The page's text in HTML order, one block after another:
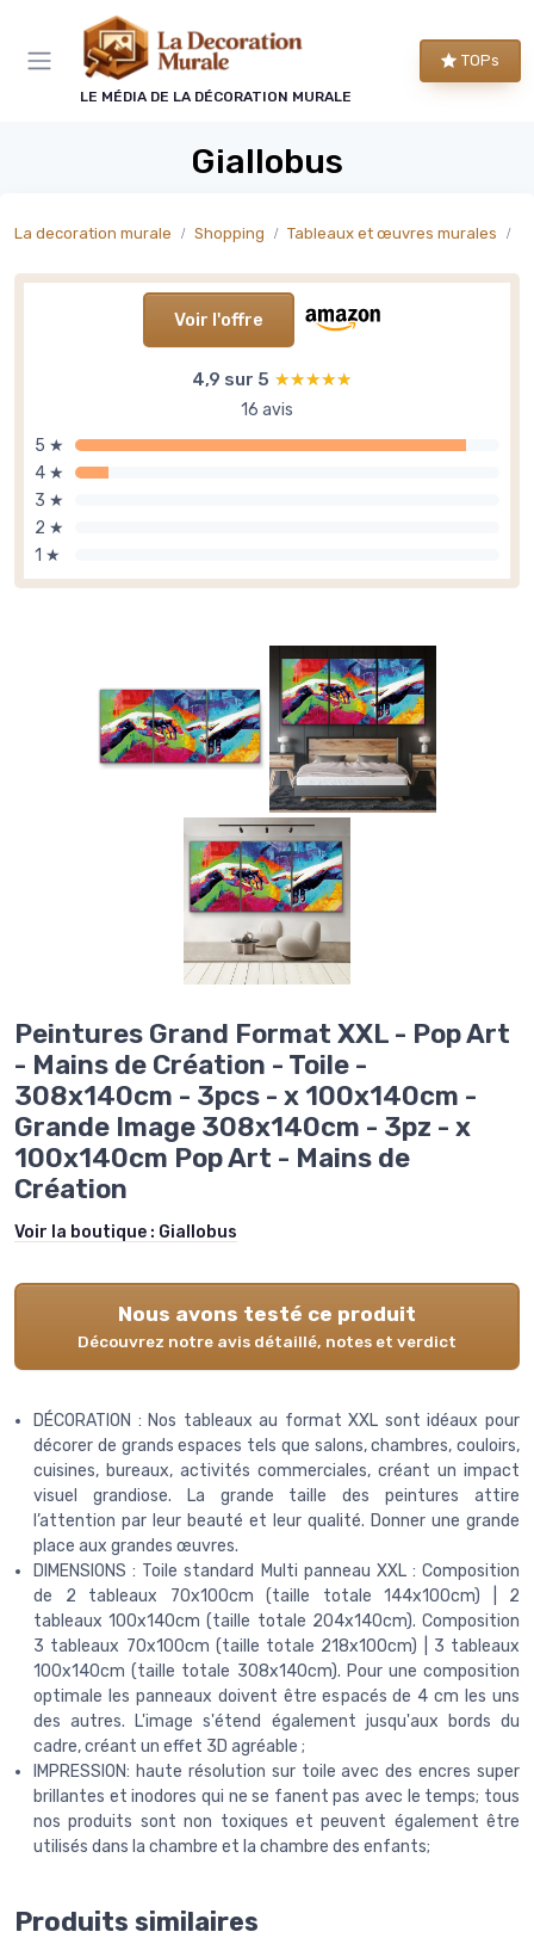
LE MÉDIA DE LA DÉCORATION MURALE
TOPs
Giallobus
La decoration murale Shopping Tableaux et œuvres murales
Voir l'offre
4,9 sur 5 ★★★★★
★★★★★
16 avis
5 ★
4 ★
3 ★
2 ★
1 ★
Peintures Grand Format XXL - Pop Art
- Mains de Création - Toile -
308x140cm - 3pcs - x 100x140cm -
Grande Image 308x140cm - 3pz - x
100x140cm Pop Art - Mains de
Création
Voir la boutique : Giallobus
Nous avons testé ce produit
Découvrez notre avis détaillé, notes et verdict
DÉCORATION : Nos tableaux au format XXL sont idéaux pour
décorer de grands espaces tels que salons, chambres, couloirs,
cuisines, bureaux, activités commerciales, créant un impact
visuel grandiose. La grande taille des peintures attire
l’attention par leur beauté et leur qualité. Donner une grande
place aux grandes œuvres.
DIMENSIONS : Toile standard Multi panneau XXL : Composition
de 2 tableaux 70x100cm (taille totale 144x100cm) | 2
tableaux 100x140cm (taille totale 204x140cm). Composition
3 tableaux 70x100cm (taille totale 218x100cm) | 3 tableaux
100x140cm (taille totale 308x140cm). Pour une composition
optimale les panneaux doivent être espacés de 4 cm les uns
des autres. L'image s'étend également jusqu'aux bords du
cadre, créant un effet 3D agréable ;
IMPRESSION: haute résolution sur toile avec des encres super
brillantes et inodores qui ne se fanent pas avec le temps; tous
nos produits sont non toxiques et peuvent également être
utilisés dans la chambre et la chambre des enfants;
Produits similaires
Panneau de gestion des cookies